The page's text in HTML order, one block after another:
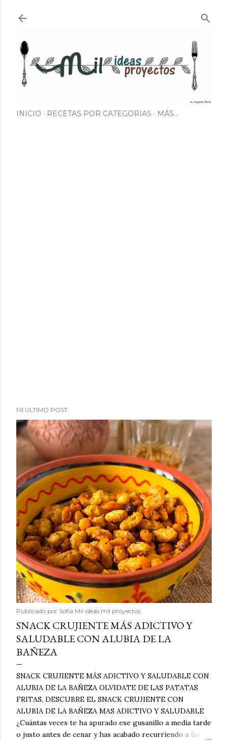
INICIO RECETAS POR CATEGORIAS MÁS…
MI ULTIMO POST
Publicado por Sofía Mil ideas mil proyectos
SNACK CRUJIENTE MÁS ADICTIVO Y
SALUDABLE CON ALUBIA DE LA
BAÑEZA
SNACK CRUJIENTE MÁS ADICTIVO Y SALUDABLE CON
ALUBIA DE LA BAÑEZA OLVIDATE DE LAS PATATAS
FRITAS, DESCUBRE EL SNACK CRUJIENTE CON
ALUBIA DE LA BAÑEZA MAS ADICTIVO Y SALUDABLE
¿Cuántas veces te ha apurado ese gusanillo a media tarde
o justo antes de cenar y has acabado recurriendo a las